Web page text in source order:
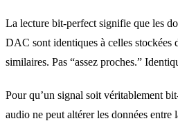
La lecture bit-perfect signifie que les
DAC sont identiques à celles stockées
similaires. Pas “assez proches.”
Pour qu’un signal soit véritablement
audio ne peut altérer les données entre